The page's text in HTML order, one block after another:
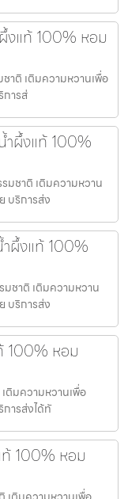
งแท้ 100% หอม
าติ เติมความหวานเพื่อ
การส่
ำผึ้งแท้ 100%
มชาติ เติมความหวาน
บริการส่ง
ผึ้งแท้ 100%
มชาติ เติมความหวาน
บริการส่ง
100% หอม
ติมความหวานเพื่อ
ารส่งได้ทั
ท้ 100% หอม